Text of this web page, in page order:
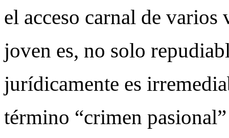
el acceso carnal de varios
joven es, no solo
jurídicamente es
término “crimen